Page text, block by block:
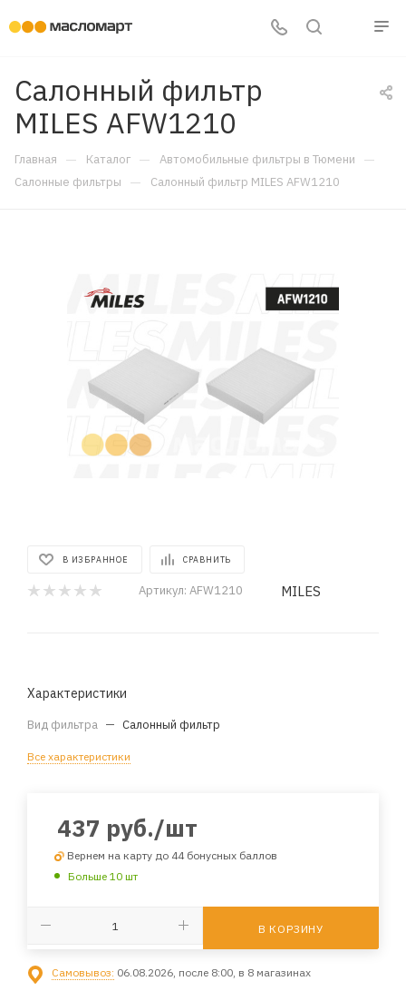
Салонный фильтр
MILES AFW1210
Главная — Каталог — Автомобильные фильтры в Тюмени —
Салонные фильтры — Салонный фильтр MILES AFW1210
В ИЗБРАННОЕ СРАВНИТЬ
Артикул: AFW1210 MILES
Характеристики
Вид фильтра — Салонный фильтр
Все характеристики
437 руб./шт
Вернем на карту до 44 бонусных баллов
Больше 10 шт
В КОРЗИНУ
Самовывоз: 06.08.2026, после 8:00, в 8 магазинах